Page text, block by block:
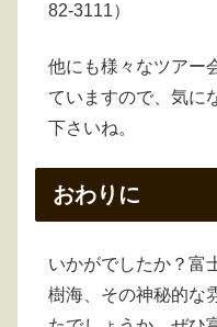
82-3111）
他にも様々なツアー
ていますので、気に
下さいね。
おわりに
いかがでしたか？富
樹海、その神秘的な